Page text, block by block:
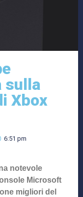
sulla
Xbox
6:51 pm
notevole
Microsoft
migliori del